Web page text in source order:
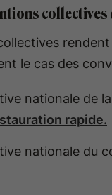
le cas des
nationale de
rapide.
nationale du